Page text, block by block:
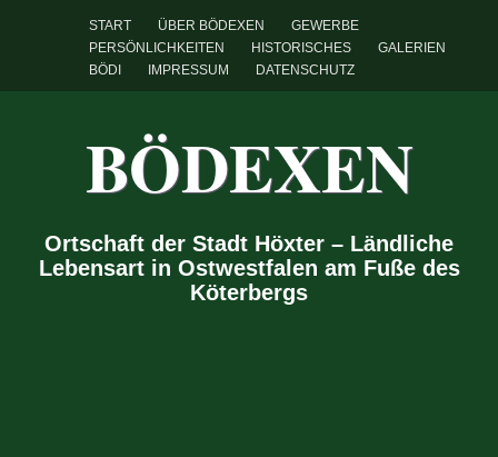
START ÜBER BÖDEXEN
GEWERBE
PERSÖNLICHKEITEN
HISTORISCHES
GALERIEN
BÖDI
IMPRESSUM DATENSCHUTZ
BÖDEXEN
Ortschaft der Stadt Höxter – Ländliche
Lebensart in Ostwestfalen am Fuße des
Köterbergs